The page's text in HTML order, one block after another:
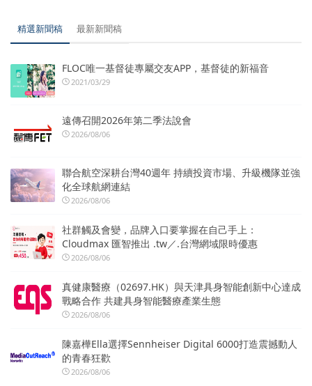
精選新聞稿 最新新聞稿
FLOC唯一基督徒專屬交友APP，基督徒的新福音
2021/03/29
遠傳召開2026年第二季法說會
2026/08/06
聯合航空深耕台灣40週年 持續投資市場、升級機隊並強
化全球航網連結
2026/08/06
社群觸及會變，品牌入口要掌握在自己手上：
Cloudmax 匯智推出 .tw／.台灣網域限時優惠
2026/08/06
真健康醫療（02697.HK）與天津具身智能創新中心達成
戰略合作 共建具身智能醫療產業生態
2026/08/06
陳嘉樺Ella選擇Sennheiser Digital 6000打造震撼動人
的青春狂歡
2026/08/06